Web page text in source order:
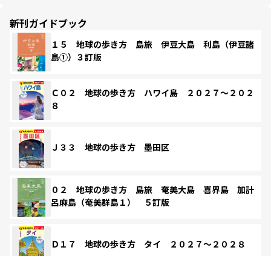
新刊ガイドブック
１５ 地球の歩き方 島旅 伊豆大島 利島（伊豆諸
島①）３訂版
Ｃ０２ 地球の歩き方 ハワイ島 ２０２７～２０２
８
Ｊ３３ 地球の歩き方 墨田区
０２ 地球の歩き方 島旅 奄美大島 喜界島 加計
呂麻島（奄美群島１） ５訂版
Ｄ１７ 地球の歩き方 タイ ２０２７～２０２８